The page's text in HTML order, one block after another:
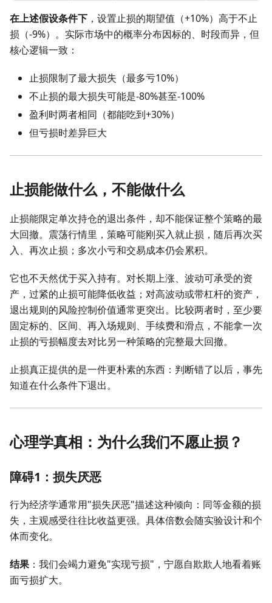
在上述假设条件下 ，设置止损的期望值（+10%）高于不止
损（-9%）。实际市场中的概率分布因标的、时段而异，但
核心逻辑一致：
止损限制了最大损失（最多亏10%）
不止损的最大损失可能是-80%甚至-100%
盈利时两者相同（都能吃到+30%）
但亏损时差异巨大
止损能做什么，不能做什么
止损能限定单次持仓的退出条件，却不能保证整个策略的最
大回撤。震荡行情里，策略可能刚买入就止损，随后再次买
入、再次止损；多次小亏和交易成本仍会累积。
它也不天然优于买入持有。对长期上涨、波动可承受的资
产，过紧的止损可能降低收益；对高波动或带杠杆的资产，
退出规则的风险控制价值通常更突出。比较两者时，至少要
固定标的、区间、再入场规则、手续费和滑点，不能拿一次
止损的亏损幅度去对比另一种策略的完整最大回撤。
止损真正提供的是一件更朴素的东西：判断错了以后，事先
知道在什么条件下退出。
心理学真相：为什么我们不愿止损？
障碍1：损失厌恶
行为经济学通常用"损失厌恶"描述这种倾向：同等金额的损
失，主观感受往往比收益更强。具体倍数会随实验设计和个
体而变化。
结果 ：我们会竭力避免"实现亏损"，宁愿自欺欺人地看着账
面亏损扩大。